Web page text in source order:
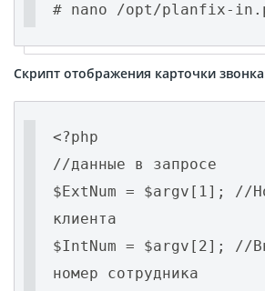
# nano /opt/planfix-
Скрипт отображения карточки
<?php
//данные в запросе
$ExtNum = $argv[1]; //
клиента
$IntNum = $argv[2]; //
номер сотрудника